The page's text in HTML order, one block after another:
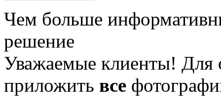
Чем больше
решение
Уважаемые клиенты! Для
приложить все